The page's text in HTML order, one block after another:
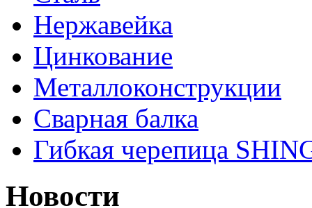
Нержавейка
Цинкование
Металлоконструкции
Сварная балка
Гибкая черепица
Новости